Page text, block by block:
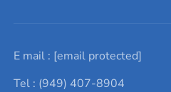
Lista de consultas
Elementos de terras raras
Promoções atuais
E mail : [email protected]
Tel : (949) 407-8904